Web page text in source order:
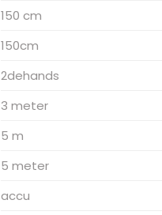
150 cm
150cm
2dehands
3 meter
5 m
5 meter
accu